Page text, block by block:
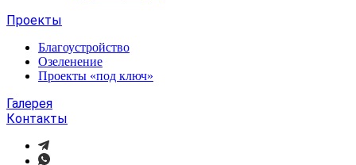
Проекты
Благоустройство
Озеленение
Проекты «под ключ»
Галерея
Контакты